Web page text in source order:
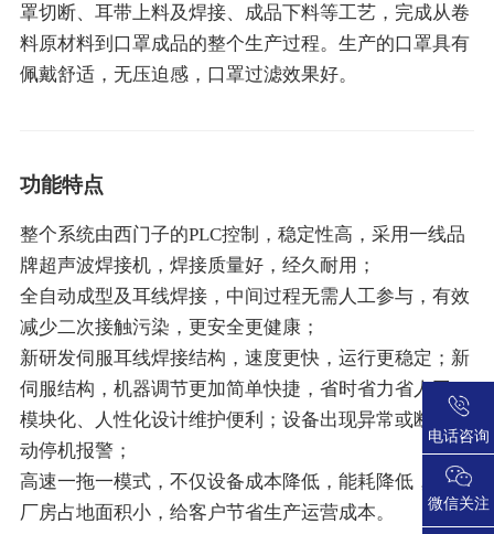
罩切断、耳带上料及焊接、成品下料等工艺，完成从卷
料原材料到口罩成品的整个生产过程。生产的口罩具有
佩戴舒适，无压迫感，口罩过滤效果好。
功能特点
整个系统由西门子的PLC控制，稳定性高，采用一线品
牌超声波焊接机，焊接质量好，经久耐用；
全自动成型及耳线焊接，中间过程无需人工参与，有效
减少二次接触污染，更安全更健康；
新研发伺服耳线焊接结构，速度更快，运行更稳定；新
伺服结构，机器调节更加简单快捷，省时省力省人工；
模块化、人性化设计维护便利；设备出现异常或断料自
动停机报警；
高速一拖一模式，不仅设备成本降低，能耗降低，而且
厂房占地面积小，给客户节省生产运营成本。
电话咨询
微信关注